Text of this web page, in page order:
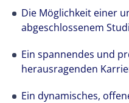
Die Möglichkeit einer
abgeschlossenem
Ein spannendes und
herausragenden
Ein dynamisches,